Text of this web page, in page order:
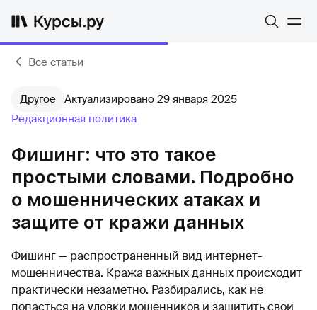
Все статьи
Другое Актуализировано 29 января 2025
Редакционная политика
Фишинг: что это такое
простыми словами. Подробно
о мошеннических атаках и
защите от кражи данных
Фишинг — распространенный вид интернет-
мошенничества. Кража важных данных происходит
практически незаметно. Разбирались, как не
попасться на уловки мошенников и защитить свои